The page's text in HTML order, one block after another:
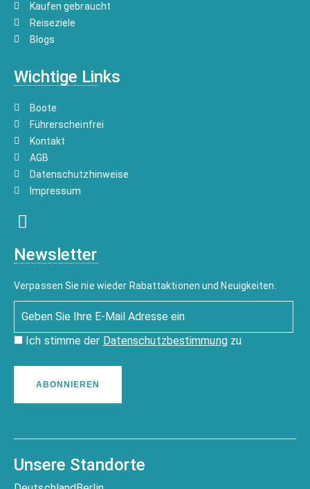
Kaufen gebraucht
Reiseziele
Blogs
Wichtige Links
Boote
Führerscheinfrei
Kontakt
AGB
Datenschutzhinweise
Impressum
Newsletter
Verpassen Sie nie wieder Rabattaktionen und Neuigkeiten.
Ich stimme der Datenschutzbestimmungzu
ABONNIEREN
Unsere Standorte